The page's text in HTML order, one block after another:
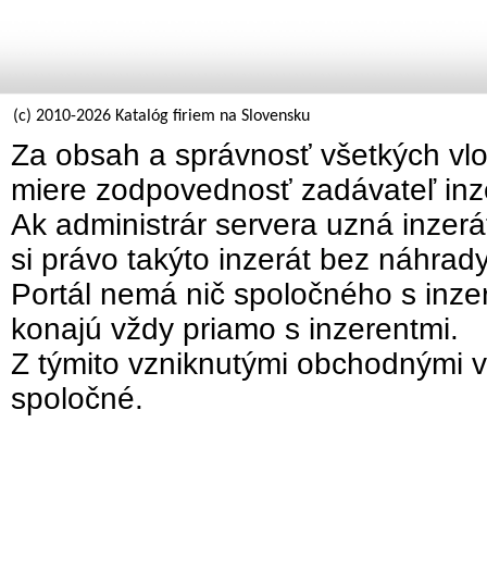
(c) 2010-2026 Katalóg firiem na Slovensku
Za obsah a správnosť všetkých
miere zodpovednosť zadávateľ
Ak administrár servera uzná
si právo takýto inzerát bez
Portál nemá nič spoločného s
konajú vždy priamo s inzerentmi.
Z týmito vzniknutými obchodnými
spoločné.